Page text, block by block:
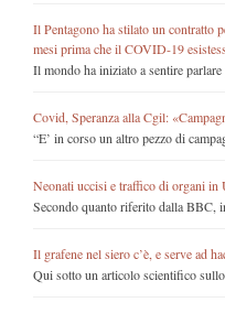
Il Pentagono ha stilato un contratto
mesi prima che il COVID-19
Il mondo ha iniziato a sentire parlare
Covid, Speranza alla Cgil:
“E’ in corso un altro pezzo di
Neonati uccisi e traffico di organi in
Secondo quanto riferito dalla BBC,
Il grafene nel siero c’è, e serve ad
Qui sotto un articolo scientifico